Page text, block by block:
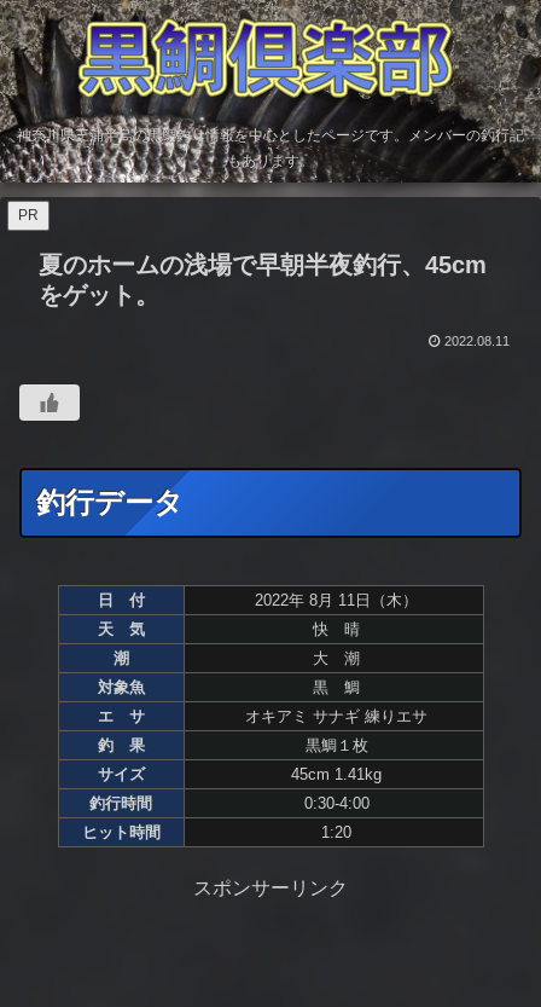
神奈川県三浦半島の黒鯛釣り情報を中心としたページです。メンバーの釣行記
もあります。
PR
夏のホームの浅場で早朝半夜釣行、45cm
をゲット。
2022.08.11
釣行データ
日 付
2022年 8月 11日（木）
天 気
快 晴
潮
大 潮
対象魚
黒 鯛
エ サ
オキアミ サナギ 練りエサ
釣 果
黒鯛１枚
サイズ
45cm 1.41kg
釣行時間
0:30-4:00
ヒット時間
1:20
スポンサーリンク